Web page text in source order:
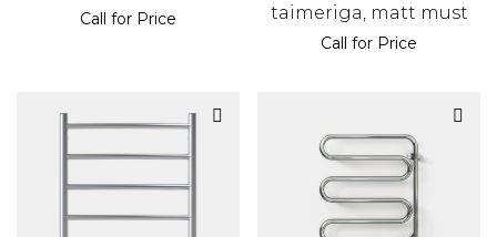
Call for Price
taimeriga, matt must
Call for Price